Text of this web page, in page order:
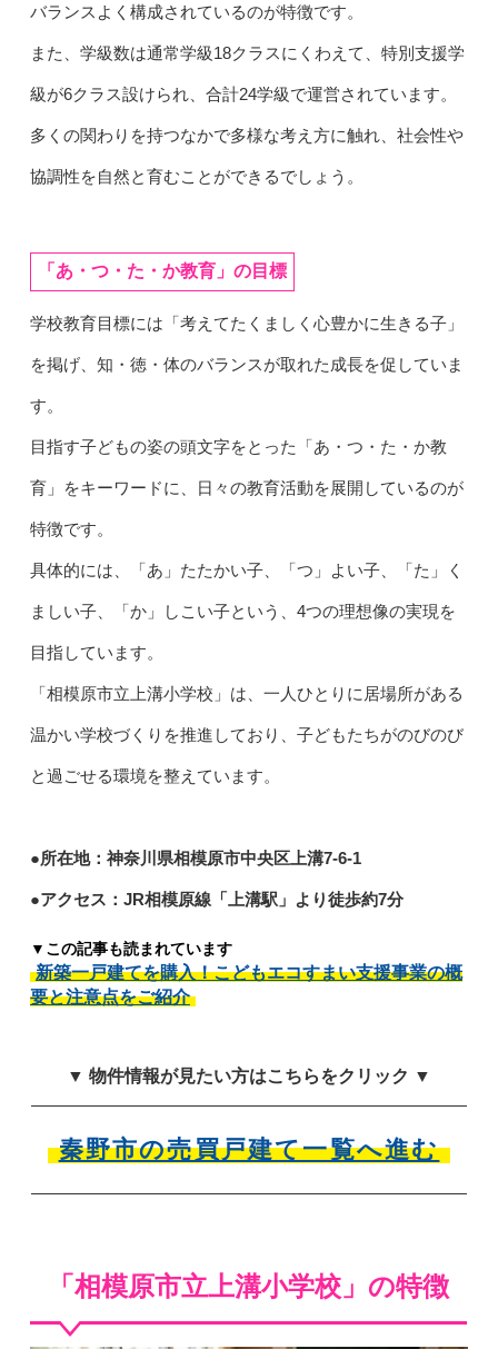
バランスよく構成されているのが特徴です。
また、学級数は通常学級18クラスにくわえて、特別支援学
級が6クラス設けられ、合計24学級で運営されています。
多くの関わりを持つなかで多様な考え方に触れ、社会性や
協調性を自然と育むことができるでしょう。
「あ・つ・た・か教育」の目標
学校教育目標には「考えてたくましく心豊かに生きる子」
を掲げ、知・徳・体のバランスが取れた成長を促していま
す。
目指す子どもの姿の頭文字をとった「あ・つ・た・か教
育」をキーワードに、日々の教育活動を展開しているのが
特徴です。
具体的には、「あ」たたかい子、「つ」よい子、「た」く
ましい子、「か」しこい子という、4つの理想像の実現を
目指しています。
「相模原市立上溝小学校」は、一人ひとりに居場所がある
温かい学校づくりを推進しており、子どもたちがのびのび
と過ごせる環境を整えています。
●所在地：神奈川県相模原市中央区上溝7-6-1
●アクセス：JR相模原線「上溝駅」より徒歩約7分
▼この記事も読まれています
新築一戸建てを購入！こどもエコすまい支援事業の概
要と注意点をご紹介
▼ 物件情報が見たい方はこちらをクリック ▼
秦野市の売買戸建て一覧へ進む
「相模原市立上溝小学校」の特徴